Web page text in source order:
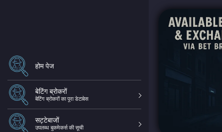
होम पेज
बेटिंग ब्रोकरों
बेटिंग ब्रोकरों का पूरा डेटाबेस
सट्टेबाजों
उपलब्ध बुकमेकर्स की सूची